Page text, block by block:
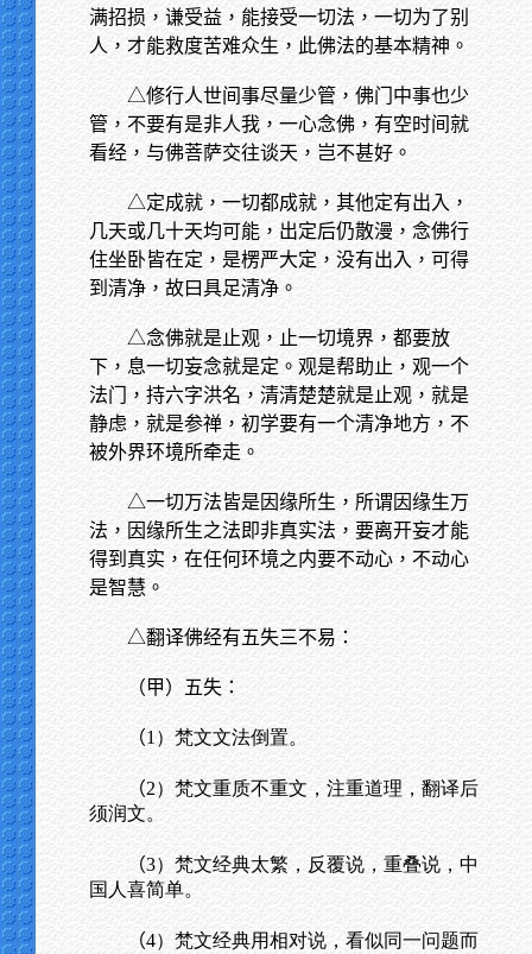
满招损，谦受益，能接受一切法，一切为了别
人，才能救度苦难众生，此佛法的基本精神。
△修行人世间事尽量少管，佛门中事也少
管，不要有是非人我，一心念佛，有空时间就
看经，与佛菩萨交往谈天，岂不甚好。
△定成就，一切都成就，其他定有出入，
几天或几十天均可能，出定后仍散漫，念佛行
住坐卧皆在定，是楞严大定，没有出入，可得
到清净，故曰具足清净。
△念佛就是止观，止一切境界，都要放
下，息一切妄念就是定。观是帮助止，观一个
法门，持六字洪名，清清楚楚就是止观，就是
静虑，就是参禅，初学要有一个清净地方，不
被外界环境所牵走。
△一切万法皆是因缘所生，所谓因缘生万
法，因缘所生之法即非真实法，要离开妄才能
得到真实，在任何环境之内要不动心，不动心
是智慧。
△翻译佛经有五失三不易：
（甲）五失：
（1）梵文文法倒置。
（2）梵文重质不重文，注重道理，翻译后
须润文。
（3）梵文经典太繁，反覆说，重叠说，中
国人喜简单。
（4）梵文经典用相对说，看似同一问题而